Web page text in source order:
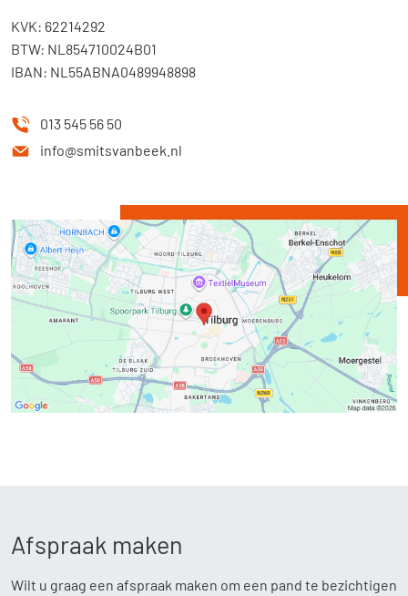
KVK: 62214292
BTW: NL854710024B01
IBAN: NL55ABNA0489948898
013 545 56 50
info@smitsvanbeek.nl
Afspraak maken
Wilt u graag een afspraak maken om een pand te bezichtigen